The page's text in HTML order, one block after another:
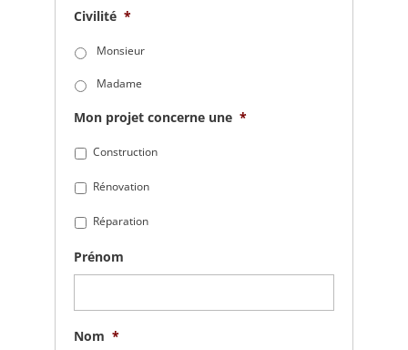
Civilité *
Monsieur
Madame
Mon projet concerne une *
Construction
Rénovation
Réparation
Prénom
Nom *